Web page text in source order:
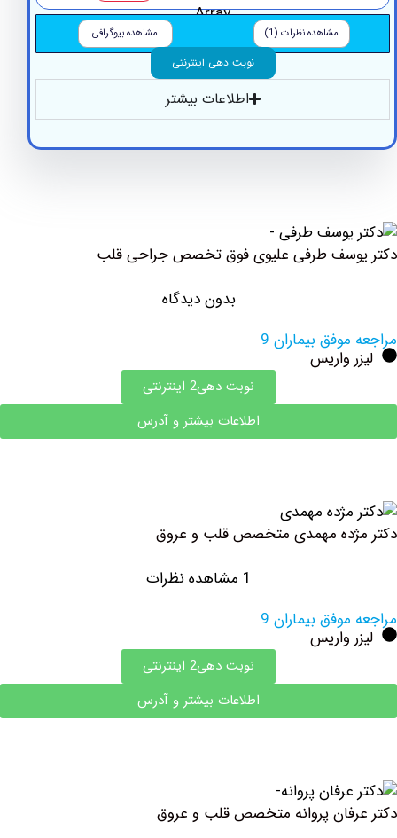
Array
مشاهده نظرات (1) مشاهده بیوگرافی
نوبت دهی اینترنتی
اطلاعات بیشتر
‏طرفی ‏علیوی فوق تخصص جراحی قلب
بدون دیدگاه
بیماران 9
واریس
نوبت دهی2 اینترنتی
اطلاعات بیشتر و آدرس
مهمدی متخصص قلب و عروق
بیماران 9
واریس
نوبت دهی2 اینترنتی
اطلاعات بیشتر و آدرس
پروانه متخصص قلب و عروق